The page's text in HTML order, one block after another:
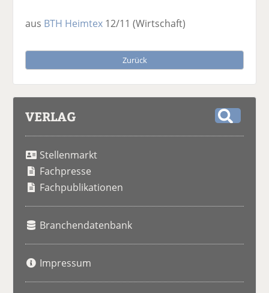
aus BTH Heimtex 12/11(Wirtschaft)
Zurück
VERLAG
Stellenmarkt
Fachpresse
Fachpublikationen
Branchendatenbank
Impressum